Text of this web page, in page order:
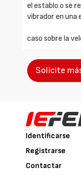
el establo o se
vibrador en una
caso sobre la
Solicite
Identificarse
Registrarse
Contactar